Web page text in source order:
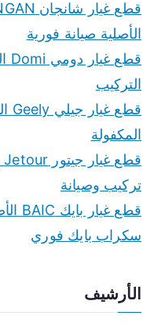
الأصلية صيانة فورية
التركيب
المكفولة
تركيب وصيانة
سكراب بايك فوري
الأرشيف